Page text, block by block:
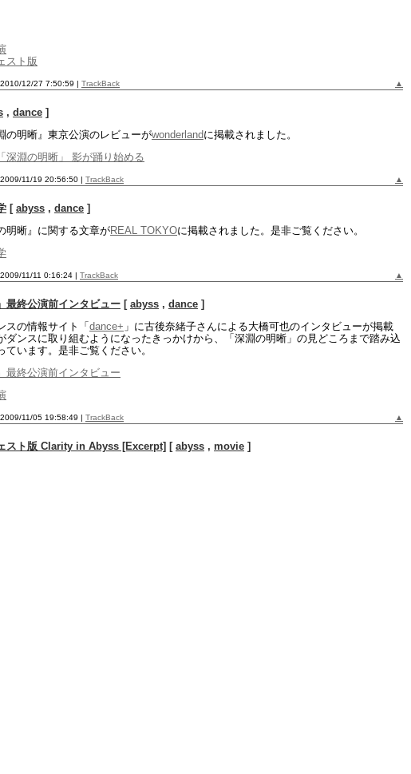
スト版
12/27 7:50:59 | TrackBack ▲
, dance ]
の明晰』東京公演のレビューがwonderlandに掲載されました。
深淵の明晰」 影が踊り始める
11/19 20:56:50 | TrackBack ▲
[ abyss , dance ]
明晰』に関する文章がREAL TOKYOに掲載されました。是非ご覧ください。
11/11 0:16:24 | TrackBack ▲
最終公演前インタビュー [ abyss , dance ]
スの情報サイト「 dance+ 」に古後奈緒子さんによる大橋可也のインタビューが掲載
ダンスに取り組むようになったきっかけから、「深淵の明晰」の見どころまで踏み込
います。是非ご覧ください。
最終公演前インタビュー
11/05 19:58:49 | TrackBack ▲
スト版 Clarity in Abyss [Excerpt] [ abyss , movie ]